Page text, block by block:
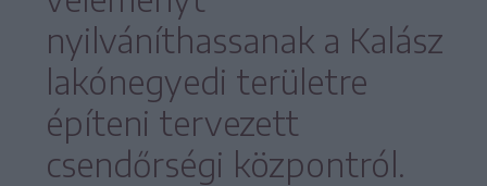
nyilváníthassanak a Kalász
lakónegyedi területre
építeni tervezett
csendőrségi központról.